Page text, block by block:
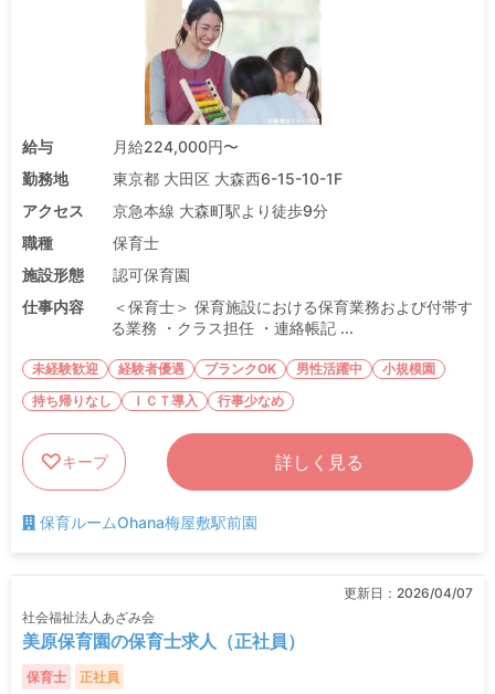
給与
月給224,000円〜
勤務地
東京都 大田区 大森西6-15-10-1F
アクセス
京急本線 大森町駅より徒歩9分
職種
保育士
施設形態
認可保育園
仕事内容
＜保育士＞ 保育施設における保育業務および付帯す
る業務 ・クラス担任 ・連絡帳記 ...
未経験歓迎 経験者優遇 ブランクOK 男性活躍中
小規模園
持ち帰りなし
ＩＣＴ導入 行事少なめ
キープ 詳しく見る
保育ルームOhana梅屋敷駅前園
更新日： 2026/04/07
社会福祉法人あざみ会
美原保育園の保育士求人（正社員）
保育士 正社員